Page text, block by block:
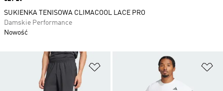
Dodaj do listy życzeń
SUKIENKA TENISOWA CLIMACOOL LACE PRO
Damskie Performance
Nowość